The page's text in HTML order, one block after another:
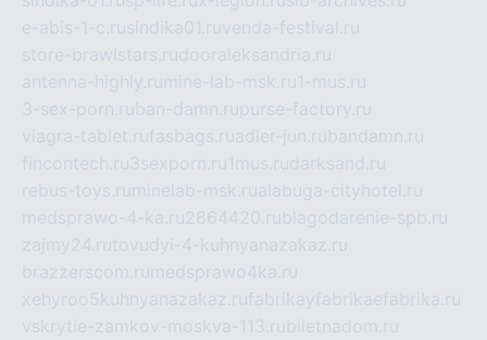
e-abis-1-c.rusindika01.ruvenda-festival.ru
store-brawlstars.rudooraleksandria.ru
antenna-highly.ru mine-lab-msk.ru1-mus.ru
3-sex-porn.ruban-damn.rupurse-factory.ru
viagra-tablet.rufasbags.ruadler-jun.rubandamn.ru
fincontech.ru3sexporn.ru1mus.rudarksand.ru
rebus-toys.ru minelab-msk.rualabuga-cityhotel.ru
medsprawo-4-ka.ru2864420.rublagodarenie-spb.ru
zajmy24.rutovudyi-4-kuhnyanazakaz.ru
brazzerscom.ru medsprawo4ka.ru
xehyroo5kuhnyanazakaz.rufabrikayfabrikaefabrika.ru
vskrytie-zamkov-moskva-113.rubiletnadom.ru